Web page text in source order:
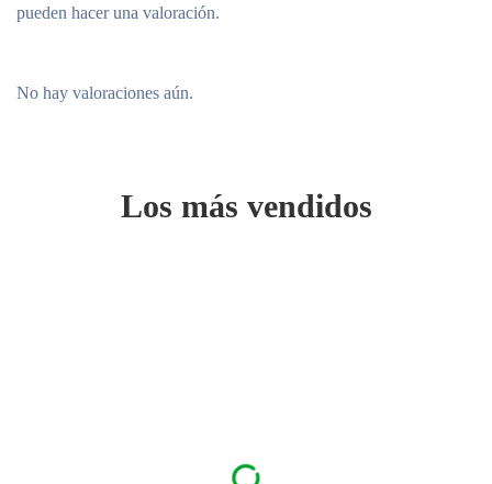
No hay valoraciones aún.
pueden hacer una valoración.
Los más vendidos